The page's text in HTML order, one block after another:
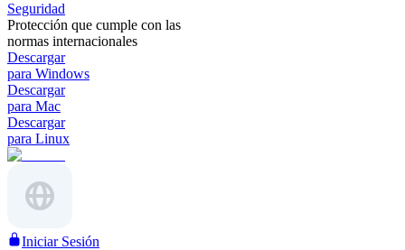
Seguridad
Protección que cumple con las
normas internacionales
Descargar
para Windows
Descargar
para Mac
Descargar
para Linux
Iniciar Sesión